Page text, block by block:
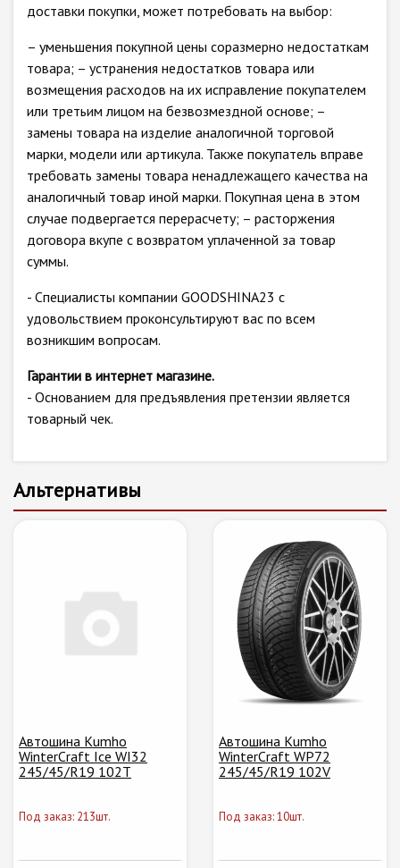
доставки покупки, может потребовать на выбор:
– уменьшения покупной цены соразмерно недостаткам
товара; – устранения недостатков товара или
возмещения расходов на их исправление покупателем
или третьим лицом на безвозмездной основе; –
замены товара на изделие аналогичной торговой
марки, модели или артикула. Также покупатель вправе
требовать замены товара ненадлежащего качества на
аналогичный товар иной марки. Покупная цена в этом
случае подвергается перерасчету; – расторжения
договора вкупе с возвратом уплаченной за товар
суммы.
- Специалисты компании GOODSHINA23 с
удовольствием проконсультируют вас по всем
возникшим вопросам.
Гарантии в интернет магазине.
- Основанием для предъявления претензии является
товарный чек.
Альтернативы
Автошина Kumho
WinterCraft Ice WI32
245/45/R19 102T
Под заказ: 213шт.
Автошина Kumho
WinterCraft WP72
245/45/R19 102V
Под заказ: 10шт.